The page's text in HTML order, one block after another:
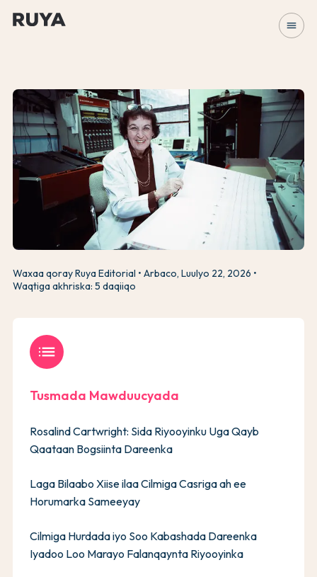
menu
Waxaa qoray Ruya Editorial
Arbaco, Luulyo 22, 2026
Waqtiga akhriska: 5 daqiiqo
list
Tusmada Mawduucyada
Rosalind Cartwright: Sida Riyooyinku Uga Qayb
Qaataan Bogsiinta Dareenka
Laga Bilaabo Xiise ilaa Cilmiga Casriga ah ee
Horumarka Sameeyay
Cilmiga Hurdada iyo Soo Kabashada Dareenka
Iyadoo Loo Marayo Falanqaynta Riyooyinka